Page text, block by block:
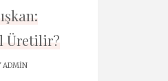
Üretilir?
ADMIN